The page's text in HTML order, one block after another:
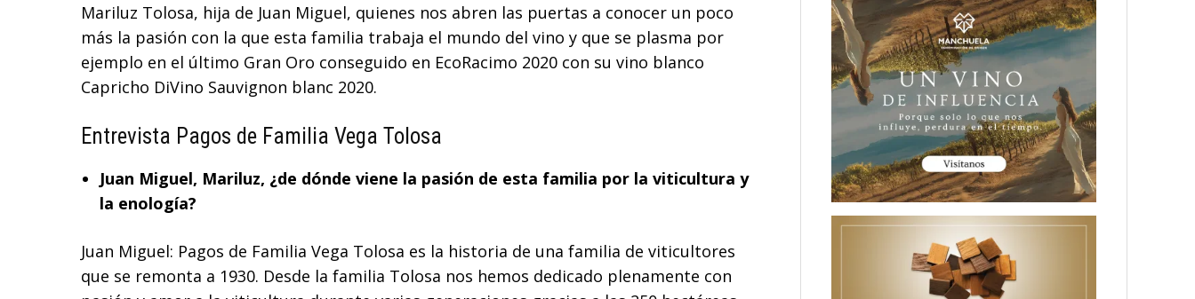
Mariluz Tolosa, hija de Juan Miguel, quienes nos abren las puertas a conocer un poco
más la pasión con la que esta familia trabaja el mundo del vino y que se plasma por
ejemplo en el último Gran Oro conseguido en EcoRacimo 2020 con su vino blanco
Capricho DiVino Sauvignon blanc 2020.
Entrevista Pagos de Familia Vega Tolosa
Juan Miguel, Mariluz, ¿de dónde viene la pasión de esta familia por la viticultura y
la enología?
Juan Miguel: Pagos de Familia Vega Tolosa es la historia de una familia de viticultores
que se remonta a 1930. Desde la familia Tolosa nos hemos dedicado plenamente con